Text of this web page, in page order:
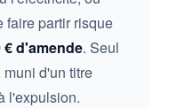
faire partir risque
€ d'amende. Seul
d'un titre
l'expulsion.